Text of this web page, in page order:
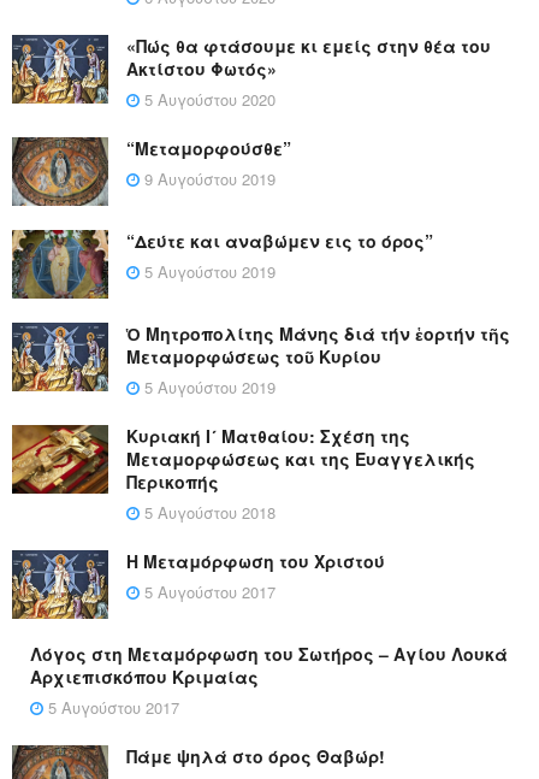
«Πώς θα φτάσουμε κι εμείς στην θέα του
Ακτίστου Φωτός»
5 Αυγούστου 2020
“Μεταμορφούσθε”
9 Αυγούστου 2019
“Δεύτε και αναβώμεν εις το όρος”
5 Αυγούστου 2019
Ὁ Μητροπολίτης Μάνης διά τήν ἑορτήν τῆς
Μεταμορφώσεως τοῦ Κυρίου
5 Αυγούστου 2019
Κυριακή Ι´ Ματθαίου: Σχέση της
Μεταμορφώσεως και της Ευαγγελικής
Περικοπής
5 Αυγούστου 2018
Η Μεταμόρφωση του Χριστού
5 Αυγούστου 2017
Λόγος στη Μεταμόρφωση του Σωτήρος – Αγίου Λουκά
Αρχιεπισκόπου Κριμαίας
5 Αυγούστου 2017
Πάμε ψηλά στο όρος Θαβώρ!